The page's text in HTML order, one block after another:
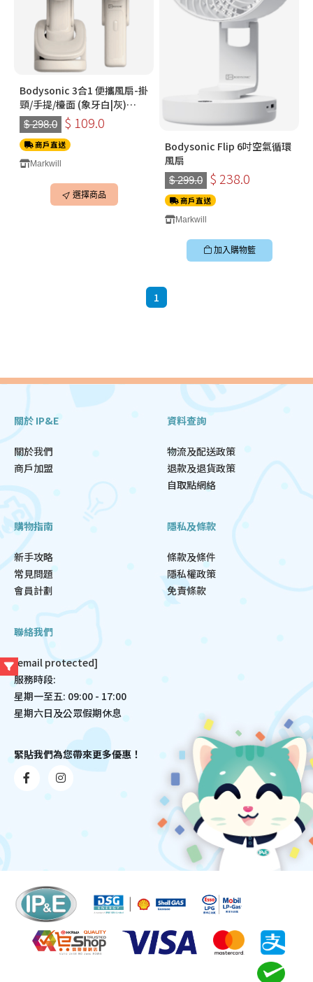
Bodysonic 3合1 便攜風扇-掛
頸/手提/檯面 (象牙白|灰)
F109
$ 298.0 $ 109.0
商戶直送
Markwill
選擇商品
Bodysonic Flip 6吋空氣循環
風扇
$ 299.0 $ 238.0
商戶直送
Markwill
加入購物籃
1
關於 IP&E
關於我們
商戶加盟
資料查詢
物流及配送政策
退款及退貨政策
自取點網絡
購物指南
新手攻略
常見問題
會員計劃
隱私及條款
條款及條件
隱私權政策
免責條款
聯絡我們
[email protected]
服務時段:
星期一至五: 09:00 - 17:00
星期六日及公眾假期休息
緊貼我們為您帶來更多優惠！